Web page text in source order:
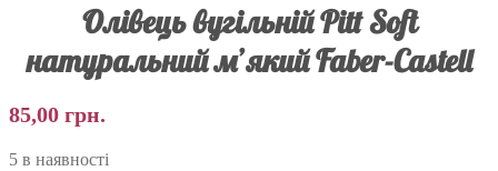
Олівець вугільній Pitt Soft
натуральний м’який Faber-Castell
85,00 грн.
5 в наявності